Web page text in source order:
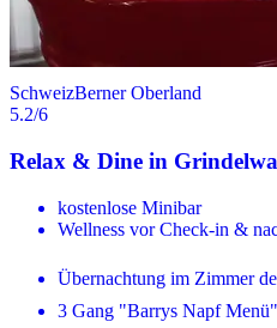
SchweizBerner Oberland
5.2/6
Relax & Dine in
kostenlose Minibar
Wellness vor Check-in &
Übernachtung im Zimmer
3 Gang "Barrys Napf